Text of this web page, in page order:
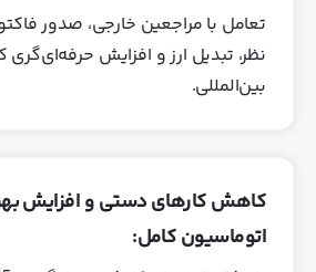
تعامل با مراجعین خارجی، صدور
نظر، تبدیل ارز و افزایش
بین‌المللی.
کاهش کارهای دستی و افزایش
اتوماسیون کامل: